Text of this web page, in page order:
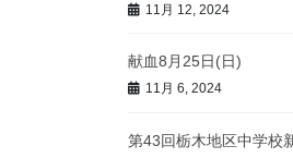
11月 12, 2024
献血8月25日(日)
11月 6, 2024
第43回栃木地区中学校